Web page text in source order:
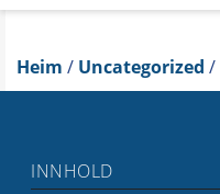
Heim / Uncategorized /
INNHOLD